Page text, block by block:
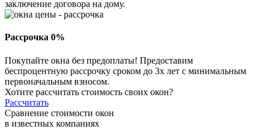
заключение договора на дому.
Рассрочка 0%
Покупайте окна без предоплаты! Предоставим
беспроцентную рассрочку сроком до 3х лет с минимальным
первоначальным взносом.
Хотите рассчитать стоимость своих окон?
Рассчитать
Сравнение стоимости окон
в известных компаниях